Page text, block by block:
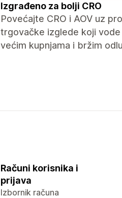
Izgrađeno za bolji CRO
Povećajte CRO i AOV uz
trgovačke izglede koji
većim kupnjama i bržim
Računi korisnika i
prijava
Izbornik računa